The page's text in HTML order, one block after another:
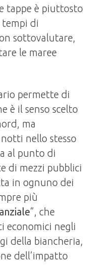
tappe è piuttosto
di
sottovalutare,
le maree
permette di
è il senso scelto
ma
nello stesso
al punto di
di mezzi pubblici
in ognuno dei
più
”, che
economici negli
della biancheria,
dell’impatto